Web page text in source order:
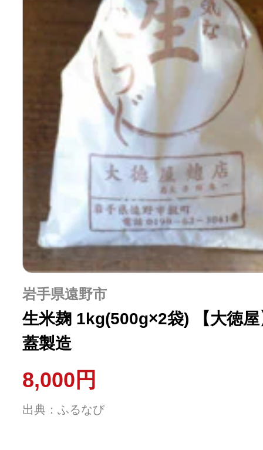
岩手県遠野市
生米麹 1kg(500g×2袋) 【大徳
蓋製造
8,000円
出典：ふるなび